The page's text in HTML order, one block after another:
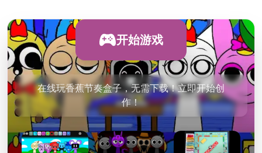
开始游戏
在线玩香蕉节奏盒子，无需下载！立即开始创
作！